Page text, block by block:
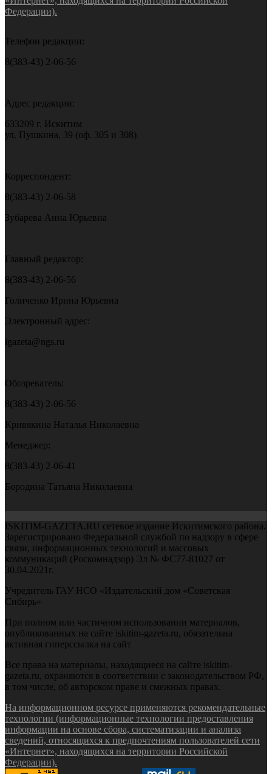
Федерации).
Телефон редакции:
8(383-43) 2-06-56
Адрес редакции:
633209 г. Искитим
ул. Пушкина, 39 (оф. 305 и 308)
Корреспондент:
8(383-43) 2-06-58
Зубарева Анна Юрьевна
Главный редактор:
8(383-43) 2-06-56
Голиченко Ирина Юрьевна
Электронный адрес:
igazeta@ngs.ru
Обозреватель:
8(383-43) 2-06-56
Кривякина Наталья Николаевна
Менеджер:
8(383-43) 2-06-41
Бородина Татьяна Николаевна
ISKITIM-GAZETA.RU сетевое издание Искитимского района.
Зарегистрировано Федеральной службой по надзору в сфере
связи, информационных технологий и массовых
коммуникаций (Роскомнадзор) Эл № ФС77-81027 от
30.04.2021г.
Учредитель ГАУ НСО «Издательский дом «Советская
Сибирь»
При полном или частичном использовании материалов,
опубликованных на сайте iskitim-gazeta.ru, обязательна
активная гиперссылка на сайт
Все права на материалы, находящиеся на сайте iskitim-
gazeta.ru, охраняются в соответствии с законодательством РФ,
в том числе, об авторском праве и смежных правах.
На информационном ресурсе применяются рекомендательные
технологии (информационные технологии предоставления
информации на основе сбора, систематизации и анализа
сведений, относящихся к предпочтениям пользователей сети
«Интернет», находящихся на территории Российской
Федерации).